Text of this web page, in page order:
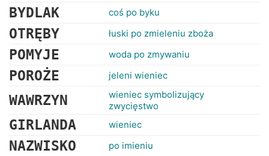
BYDLAK coś po byku
OTRĘBY łuski po zmieleniu zboża
POMYJE woda po zmywaniu
POROŻE jeleni wieniec
WAWRZYN
wieniec symbolizujący
zwycięstwo
GIRLANDA wieniec
NAZWISKO po imieniu